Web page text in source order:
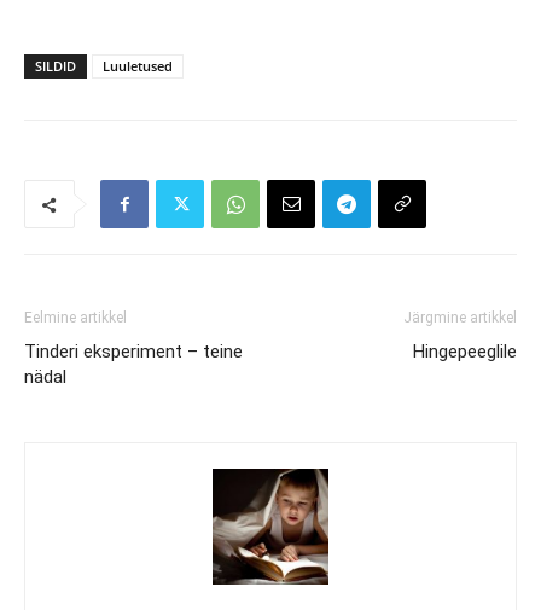
SILDID Luuletused
Eelmine artikkel
Tinderi eksperiment – teine
nädal
Järgmine artikkel
Hingepeeglile